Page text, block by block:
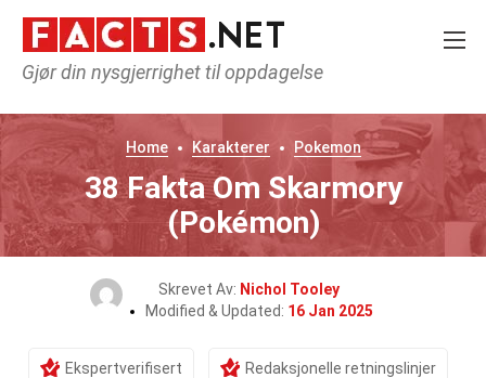
Gjør din nysgjerrighet til oppdagelse
Home Karakterer Pokemon
38 Fakta Om Skarmory
(Pokémon)
Skrevet Av: Nichol Tooley
Modified & Updated: 16 Jan 2025
Ekspertverifisert Redaksjonelle retningslinjer